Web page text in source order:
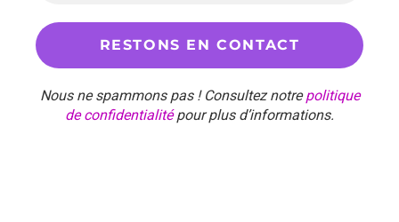
Nous ne spammons pas ! Consultez notrepolitique
de confidentialitépour plus d’informations.